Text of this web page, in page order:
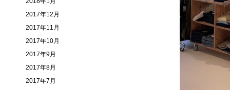
2017年12月
2017年11月
2017年10月
2017年9月
2017年8月
2017年7月